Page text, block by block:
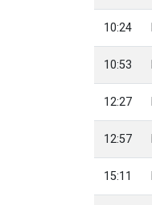
10:24
10:53
12:27
12:57
15:11